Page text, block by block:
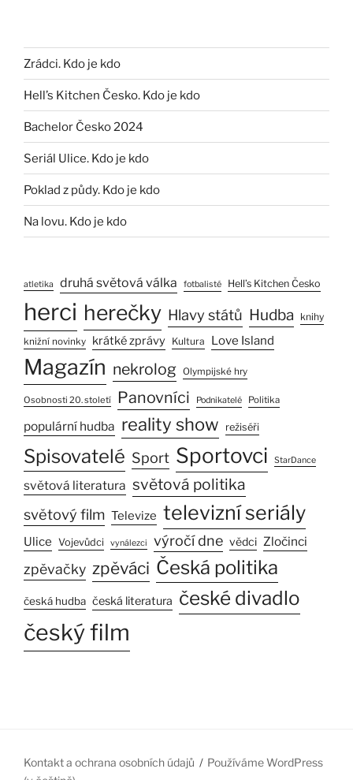
Zrádci. Kdo je kdo
Hell’s Kitchen Česko. Kdo je kdo
Bachelor Česko 2024
Seriál Ulice. Kdo je kdo
Poklad z půdy. Kdo je kdo
Na lovu. Kdo je kdo
atletika druhá světová válka fotbalisté Hell’s Kitchen Česko
herci herečky Hlavy států Hudba knihy
knižní novinky krátké zprávy Kultura Love Island
Magazín nekrolog Olympijské hry
Osobnosti 20. století Panovníci Podnikatelé Politika
populární hudba reality show režiséři
Spisovatelé Sport Sportovci StarDance
světová literatura světová politika
světový film Televize televizní seriály
Ulice Vojevůdci vynálezci výročí dne vědci Zločinci
zpěvačky zpěváci Česká politika
česká hudba česká literatura české divadlo
český film
Kontakt a ochrana osobních údajů
Používáme WordPress